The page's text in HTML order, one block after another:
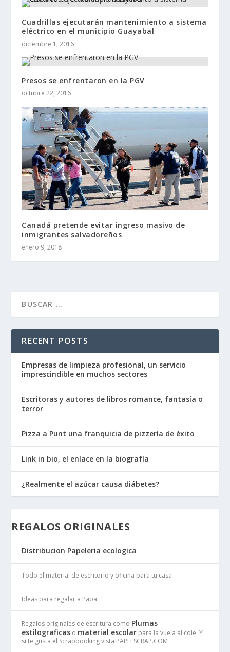
Cuadrillas ejecutarán mantenimiento a sistema
eléctrico en el municipio Guayabal
diciembre 1, 2016
Presos se enfrentaron en la PGV
octubre 22, 2016
Canadá pretende evitar ingreso masivo de
inmigrantes salvadoreños
enero 9, 2018
RECENT POSTS
Empresas de limpieza profesional, un servicio
imprescindible en muchos sectores
Escritoras y autores de libros romance, fantasía o
terror
Pizza a Punt una franquicia de pizzería de éxito
Link in bio, el enlace en la biografía
¿Realmente el azúcar causa diábetes?
REGALOS ORIGINALES
Distribucion Papeleria ecologica
Todo el material de escritorio y oficina para tu casa
Ideas para regalar a Papa
Regalos originales de escritura como Plumas
estilograficas o material escolar para la vuela al cole. Y
si te gusta el Scrapbooking vista PAPELSCRAP.COM